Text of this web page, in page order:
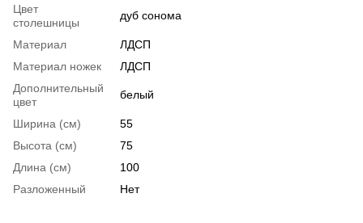
Цвет
столешницы
дуб сонома
Материал
ЛДСП
Материал ножек
ЛДСП
Дополнительный
цвет
белый
Ширина (см)
55
Высота (см)
75
Длина (см)
100
Разложенный
Нет